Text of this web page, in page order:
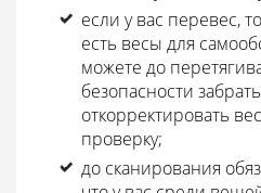
если у вас перевес,
есть весы для
можете до
безопасности
откорректировать
проверку;
до сканирования